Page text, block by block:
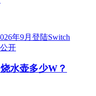
水壶多少W？